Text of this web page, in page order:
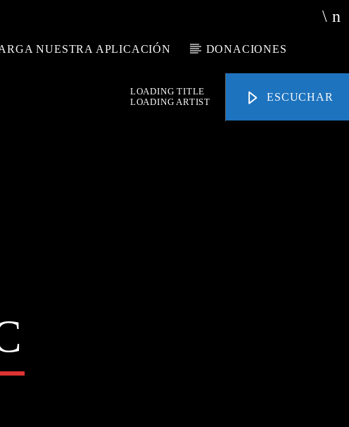
NUESTRA APLICACIÓN DONACIONES
ESCUCHAR
LOADING TITLE
LOADING ARTIST